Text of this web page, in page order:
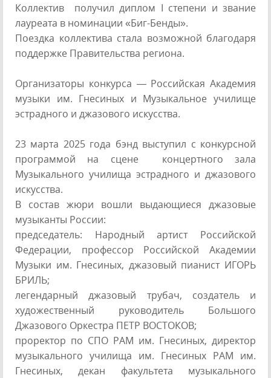
Коллектив получил диплом I степени и звание
лауреата в номинации «Биг-Бенды».
Поездка коллектива стала возможной благодаря
поддержке Правительства региона.
Организаторы конкурса — Российская Академия
музыки им. Гнесиных и Музыкальное училище
эстрадного и джазового искусства.
23 марта 2025 года бэнд выступил с конкурсной
программой на сцене концертного зала
Музыкального училища эстрадного и джазового
искусства.
В состав жюри вошли выдающиеся джазовые
музыканты России:
председатель: Народный артист Российской
Федерации, профессор Российской Академии
Музыки им. Гнесиных, джазовый пианист ИГОРЬ
БРИЛЬ;
легендарный джазовый трубач, создатель и
художественный руководитель Большого
Джазового Оркестра ПЕТР ВОСТОКОВ;
проректор по СПО РАМ им. Гнесиных, директор
музыкального училища им. Гнесиных РАМ им.
Гнесиных, декан факультета музыкального